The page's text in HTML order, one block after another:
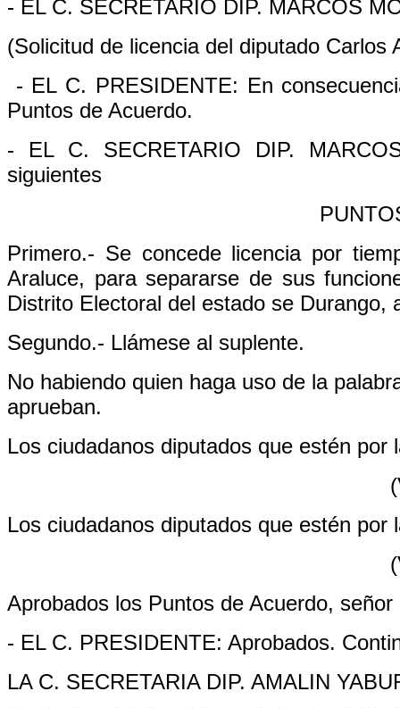
- EL C. SECRETARIO DIP. MARCOS
(Solicitud de licencia del diputado Carlos
- EL C. PRESIDENTE: En
Puntos de Acuerdo.
- EL C. SECRETARIO DIP.
siguientes
Primero.- Se concede licencia por
Araluce, para separarse de sus
Distrito Electoral del estado se Durango,
Segundo.- Llámese al suplente.
No habiendo quien haga uso de la
aprueban.
Los ciudadanos diputados que estén
Los ciudadanos diputados que estén
Aprobados los Puntos de Acuerdo,
- EL C. PRESIDENTE: Aprobados.
LA C. SECRETARIA DIP. AMALIN